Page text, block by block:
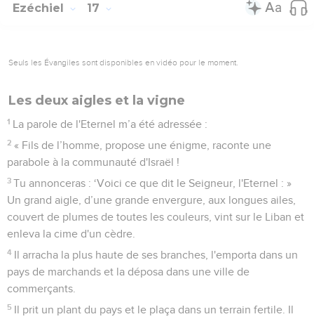
Ezéchiel 17
Seuls les Évangiles sont disponibles en vidéo pour le moment.
Les deux aigles et la vigne
1 La parole de l'Eternel m’a été adressée :
2 « Fils de l’homme, propose une énigme, raconte une
parabole à la communauté d'Israël !
3 Tu annonceras : ‘Voici ce que dit le Seigneur, l'Eternel : »
Un grand aigle, d’une grande envergure, aux longues ailes,
couvert de plumes de toutes les couleurs, vint sur le Liban et
enleva la cime d'un cèdre.
4 Il arracha la plus haute de ses branches, l'emporta dans un
pays de marchands et la déposa dans une ville de
commerçants.
5 Il prit un plant du pays et le plaça dans un terrain fertile. Il